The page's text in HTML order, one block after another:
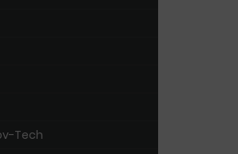
Tech